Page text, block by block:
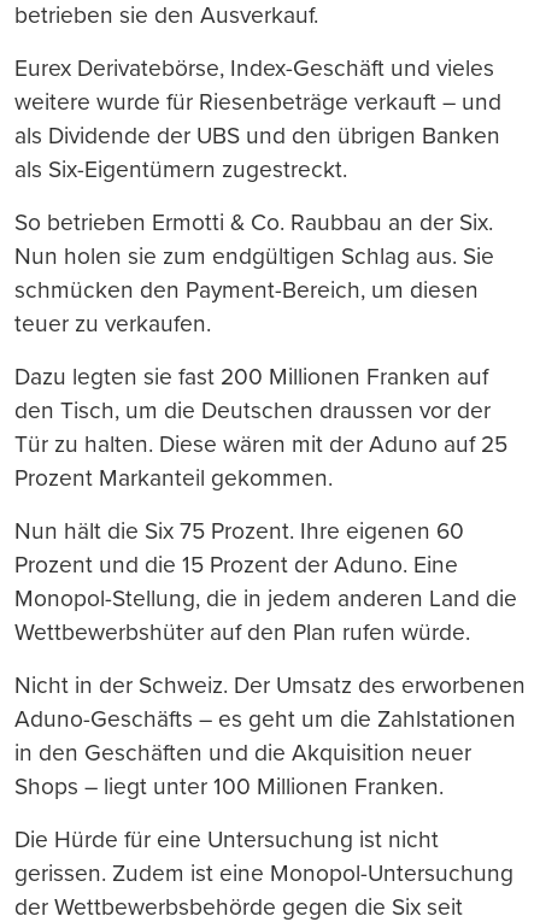
betrieben sie den Ausverkauf.
Eurex Derivatebörse, Index-Geschäft und vieles
weitere wurde für Riesenbeträge verkauft – und
als Dividende der UBS und den übrigen Banken
als Six-Eigentümern zugestreckt.
So betrieben Ermotti & Co. Raubbau an der Six.
Nun holen sie zum endgültigen Schlag aus. Sie
schmücken den Payment-Bereich, um diesen
teuer zu verkaufen.
Dazu legten sie fast 200 Millionen Franken auf
den Tisch, um die Deutschen draussen vor der
Tür zu halten. Diese wären mit der Aduno auf 25
Prozent Markanteil gekommen.
Nun hält die Six 75 Prozent. Ihre eigenen 60
Prozent und die 15 Prozent der Aduno. Eine
Monopol-Stellung, die in jedem anderen Land die
Wettbewerbshüter auf den Plan rufen würde.
Nicht in der Schweiz. Der Umsatz des erworbenen
Aduno-Geschäfts – es geht um die Zahlstationen
in den Geschäften und die Akquisition neuer
Shops – liegt unter 100 Millionen Franken.
Die Hürde für eine Untersuchung ist nicht
gerissen. Zudem ist eine Monopol-Untersuchung
der Wettbewerbsbehörde gegen die Six seit